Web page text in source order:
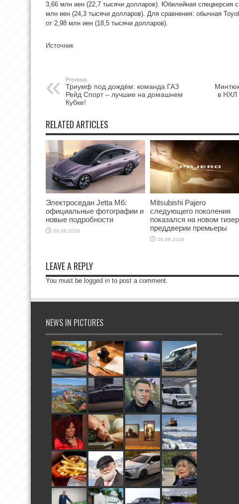
3,66 млн иен (22,7 тысячи долларов). Юбилейная спецверсия
млн иен (24,3 тысячи долларов). Для сравнения: обычная
от 2,98 млн иен (18,5 тысячи долларов).
Источник
Previous:
Триумф под дождём: команда ГАЗ
Рейд Спорт – лучшие на домашнем
Кубке!
в НХЛ
RELATED ARTICLES
Электроседан Jetta M6:
официальные фотографии и
новые подробности
06.08.2026
Mitsubishi Pajero
следующего поколения
показался на новом
преддверии премьеры
06.08.2026
LEAVE A REPLY
You must be logged in to post a comment.
NEWS IN PICTURES